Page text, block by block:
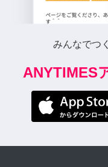
みんなでつ
ANYTIMES